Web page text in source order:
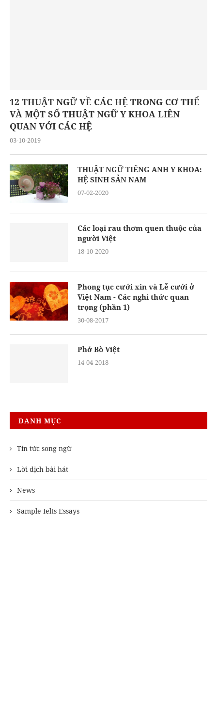
12 THUẬT NGỮ VỀ CÁC HỆ TRONG CƠ THỂ
VÀ MỘT SỐ THUẬT NGỮ Y KHOA LIÊN
QUAN VỚI CÁC HỆ
03-10-2019
THUẬT NGỮ TIẾNG ANH Y KHOA:
HỆ SINH SẢN NAM
07-02-2020
Các loại rau thơm quen thuộc của
người Việt
18-10-2020
Phong tục cưới xin và Lễ cưới ở
Việt Nam - Các nghi thức quan
trọng (phần 1)
30-08-2017
Phở Bò Việt
14-04-2018
DANH MỤC
Tin tức song ngữ
Lời dịch bài hát
News
Sample Ielts Essays